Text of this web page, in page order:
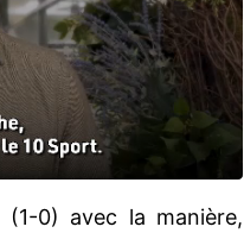
(1-0) avec la manière,